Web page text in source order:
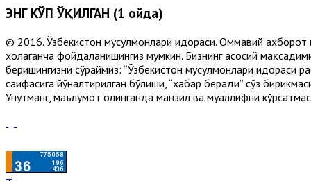
ЭНГ КЎП ЎҚИЛГАН (1 ойда)
© 2016. Ўзбекистон мусулмонлари идораси. Оммавий ахборот
хоҳлаганча фойдаланишингиз мумкин. Бизнинг асосий
беришингизни сўраймиз: “Ўзбекистон мусулмонлари идораси
саҳифасига йўналтирилган бўлиши, “хабар беради” сўз
Унутманг, маълумот олинганда манзил ва муаллифни